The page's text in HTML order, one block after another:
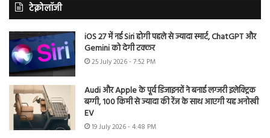
टेक्नोलॉजी
iOS 27 में नई Siri होगी पहले से ज्यादा स्मार्ट, ChatGPT और
Gemini को देगी टक्कर
25 July 2026 - 7:52 PM
Audi और Apple के पूर्व डिजाइनरों ने बनाई लग्जरी इलेक्ट्रिक
बग्गी, 100 किमी से ज्यादा की रेंज के साथ आएगी यह अनोखी
EV
19 July 2026 - 4:48 PM